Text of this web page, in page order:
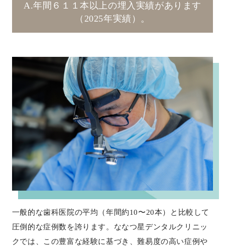
A.年間６１１本以上の埋入実績があります
（2025年実績）。
一般的な歯科医院の平均（年間約10〜20本）と比較して
圧倒的な症例数を誇ります。ななつ星デンタルクリニッ
クでは、この豊富な経験に基づき、難易度の高い症例や